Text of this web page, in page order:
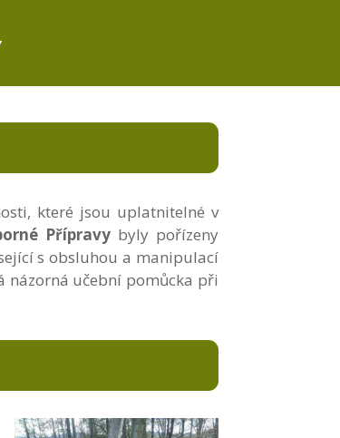
které jsou uplatnitelné v
Přípravy byly pořízeny
s obsluhou a manipulací
názorná učební pomůcka při